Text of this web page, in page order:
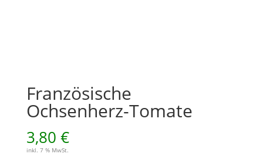
Französische
Ochsenherz-Tomate
3,80 €
inkl. 7 % MwSt.